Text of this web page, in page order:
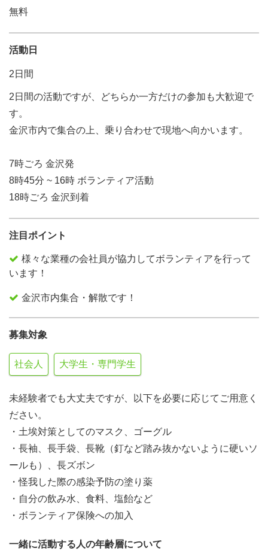
無料
活動日
2日間
2日間の活動ですが、どちらか一方だけの参加も大歓迎で
す。
金沢市内で集合の上、乗り合わせで現地へ向かいます。
7時ごろ 金沢発
8時45分 ~ 16時 ボランティア活動
18時ごろ 金沢到着
注目ポイント
様々な業種の会社員が協力してボランティアを行って
います！
金沢市内集合・解散です！
募集対象
社会人 大学生・専門学生
未経験者でも大丈夫ですが、以下を必要に応じてご用意く
ださい。
・土埃対策としてのマスク、ゴーグル
・長袖、長手袋、長靴（釘など踏み抜かないように硬いソ
ールも）、長ズボン
・怪我した際の感染予防の塗り薬
・自分の飲み水、食料、塩飴など
・ボランティア保険への加入
一緒に活動する人の年齢層について